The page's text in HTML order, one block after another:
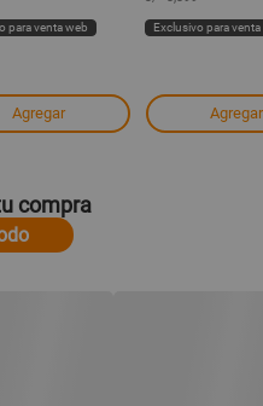
para venta web
Agregar
Exclusivo para
Agregar
compra